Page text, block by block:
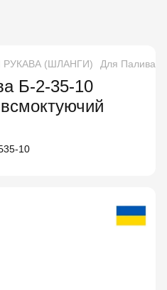
(ШЛАНГИ) Для Палива і
Б-2-35-10
10